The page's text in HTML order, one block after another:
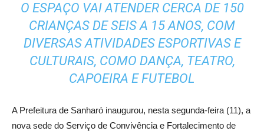
O ESPAÇO VAI ATENDER CERCA DE 150
CRIANÇAS DE SEIS A 15 ANOS, COM
DIVERSAS ATIVIDADES ESPORTIVAS E
CULTURAIS, COMO DANÇA, TEATRO,
CAPOEIRA E FUTEBOL
A Prefeitura de Sanharó inaugurou, nesta segunda-feira (11), a
nova sede do Serviço de Convivência e Fortalecimento de